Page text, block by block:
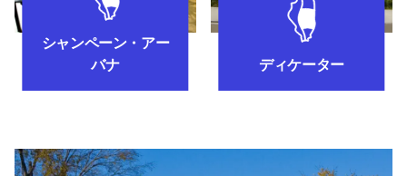
シャンペーン・アー
バナ
ディケーター